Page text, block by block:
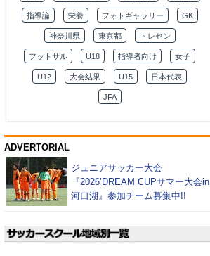
指導論 栄養 フォトギャラリー GK
神奈川県 東京都 トレセン
フットサル U18 指導者向け 女子
U12 大会結果 U15 日本代表
JFA
ADVERTORIAL
ジュニアサッカー大会
『2026’DREAM CUPサマー大会in
河口湖』参加チーム募集中!!